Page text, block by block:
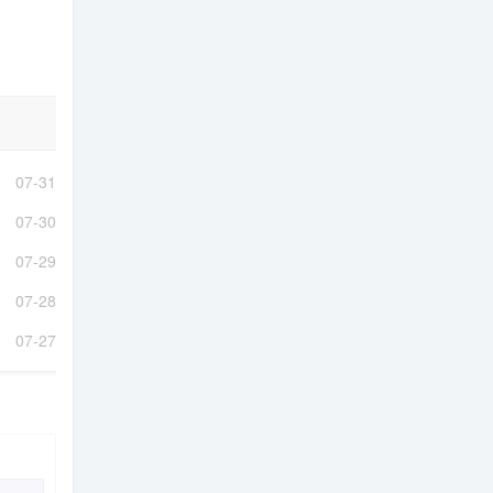
07-31
07-30
07-29
07-28
07-27